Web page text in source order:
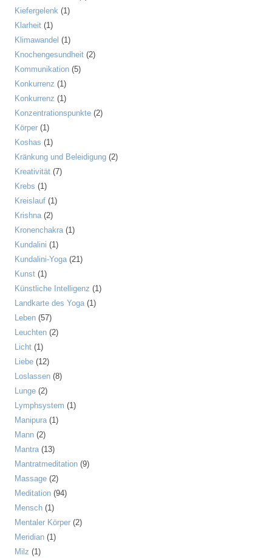
Kiefergelenk (1)
Klarheit (1)
Klimawandel (1)
Knochengesundheit (2)
Kommunikation (5)
Konkurrenz (1)
Konkurrenz (1)
Konzentrationspunkte (2)
Körper (1)
Koshas (1)
Kränkung und Beleidigung (2)
Kreativität (7)
Krebs (1)
Kreislauf (1)
Krishna(2)
Kronenchakra(1)
Kundalini (1)
Kundalini-Yoga(21)
Kunst (1)
Künstliche Intelligenz (1)
Landkarte des Yoga(1)
Leben (57)
Leuchten (2)
Licht (1)
Liebe (12)
Loslassen (8)
Lunge (2)
Lymphsystem (1)
Manipura(1)
Mann (2)
Mantra(13)
Mantratmeditation (9)
Massage (2)
Meditation (94)
Mensch (1)
Mentaler Körper (2)
Meridian (1)
Milz (1)